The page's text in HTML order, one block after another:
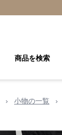
商品を検索
› 小物の一覧 ›